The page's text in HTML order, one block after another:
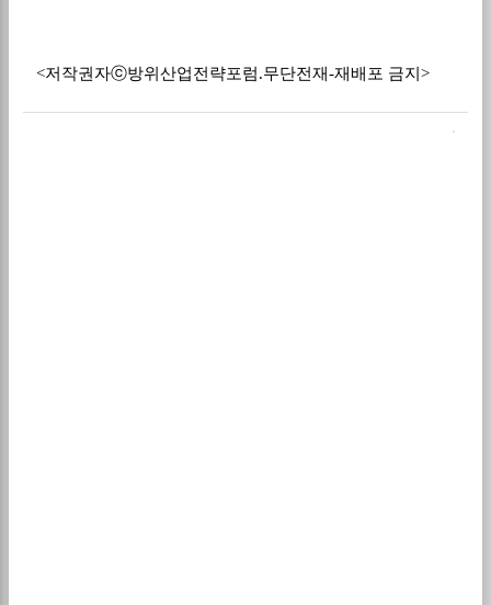
<저작권자ⓒ방위산업전략포럼.무단전재-재배포 금지>